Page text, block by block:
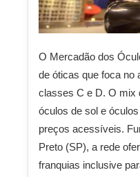
O Mercadão dos
de óticas que foca no
classes C e D. O mix
óculos de sol e
preços acessíveis.
Preto (SP), a rede
franquias inclusive